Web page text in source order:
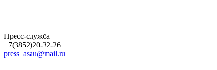
Пресс-служба
+7(3852)20-32-26
press_asau@mail.ru